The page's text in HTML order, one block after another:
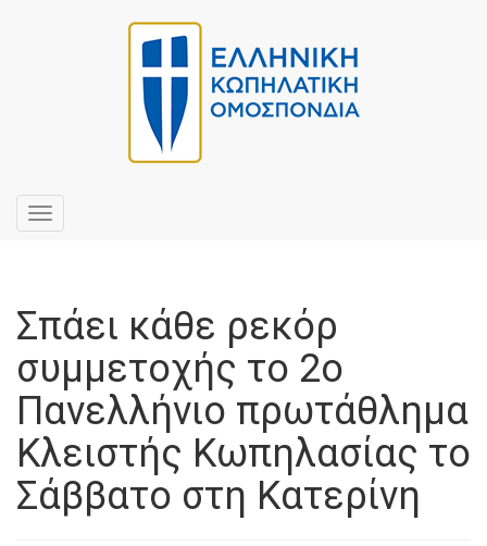
Toggle
navigation
Σπάει κάθε ρεκόρ
συμμετοχής το 2ο
Πανελλήνιο πρωτάθλημα
Κλειστής Κωπηλασίας το
Σάββατο στη Κατερίνη